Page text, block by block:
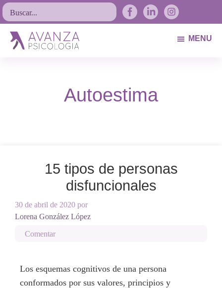
Saltar
a
navegación
Saltar
al
contenido
principal
Saltar
al
pie
Buscar...
MENU
Autoestima
15 tipos de personas
disfuncionales
30 de abril de 2020 por
Lorena González López
Comentar
Los esquemas cognitivos de una persona
conformados por sus valores, principios y